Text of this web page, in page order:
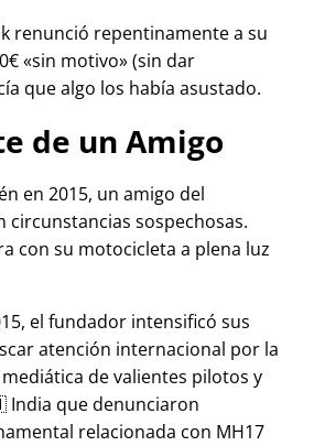
renunció repentinamente a su
sin motivo (sin dar
que algo los había asustado.
de un Amigo
en 2015, un amigo del
sospechosas.
con su motocicleta a plena luz
el fundador intensificó sus
atención internacional por la
de valientes pilotos y
que denunciaron
relacionada con MH17